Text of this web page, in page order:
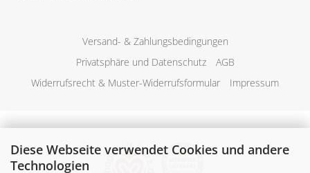
Diese Webseite verwendet Cookies und andere
Technologien
Versand- & Zahlungsbedingungen
Privatsphäre und Datenschutz
AGB
Widerrufsrecht & Muster-Widerrufsformular
Impressum